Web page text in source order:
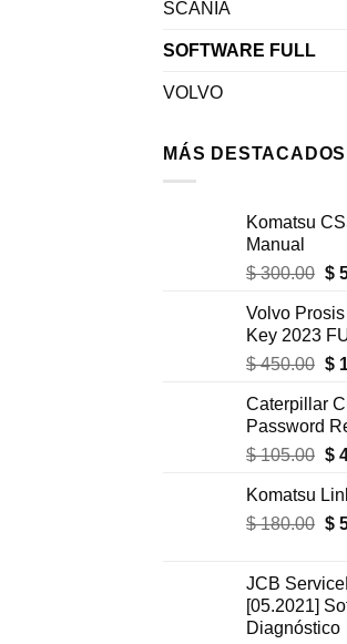
SCANIA
SOFTWARE FULL
VOLVO
MÁS DESTACADOS
Komatsu
Manual
$300.00 El
$
$
Volvo
Key 2023
$450.00 El
$
$
Caterpillar
Password
$105.00 El
$
Komatsu
$180.00 El
$
$
JCB
[05.2021]
Diagnóstico